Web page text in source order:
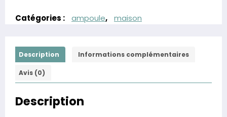
Catégories : ampoule, maison
Description Informations complémentaires
Avis (0)
Description